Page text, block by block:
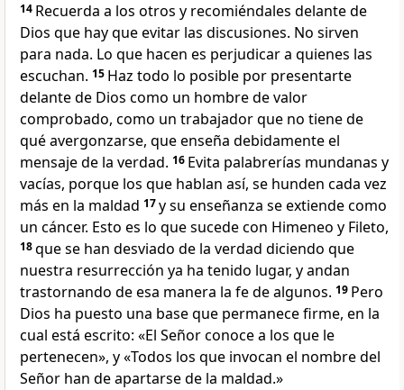
14 Recuerda a los otros y recomiéndales delante de
Dios que hay que evitar las discusiones. No sirven
para nada. Lo que hacen es perjudicar a quienes las
escuchan. 15 Haz todo lo posible por presentarte
delante de Dios como un hombre de valor
comprobado, como un trabajador que no tiene de
qué avergonzarse, que enseña debidamente el
mensaje de la verdad. 16 Evita palabrerías mundanas y
vacías, porque los que hablan así, se hunden cada vez
más en la maldad 17y su enseñanza se extiende como
un cáncer. Esto es lo que sucede con Himeneo y Fileto,
18que se han desviado de la verdad diciendo que
nuestra resurrección ya ha tenido lugar, y andan
trastornando de esa manera la fe de algunos. 19 Pero
Dios ha puesto una base que permanece firme, en la
cual está escrito: «El Señor conoce a los que le
pertenecen», y «Todos los que invocan el nombre del
Señor han de apartarse de la maldad.»